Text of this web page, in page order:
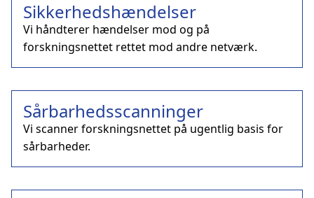
Sikkerhedshændelser
Vi håndterer hændelser mod og på
forskningsnettet rettet mod andre netværk.
Sårbarhedsscanninger
Vi scanner forskningsnettet på ugentlig basis for
sårbarheder.